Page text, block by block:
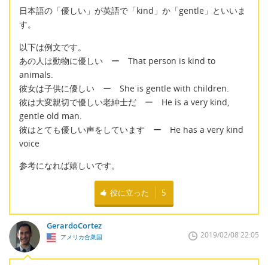
日本語の「優しい」が英語で「kind」か「gentle」といいま
す。
以下は例文です。
あの人は動物に優しい ー That person is kind to
animals.
彼女は子供に優しい ー She is gentle with children.
彼は大変親切で優しい老紳士だ ー He is a very kind,
gentle old man.
彼はとても優しい声をしています ー He has a very kind
voice
参考になれば嬉しいです。
役に立った 5
GerardoCortez
アメリカ合衆国 2019/02/08 22:05